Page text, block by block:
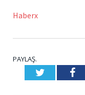
Haberx
PAYLAŞ.
Twitter